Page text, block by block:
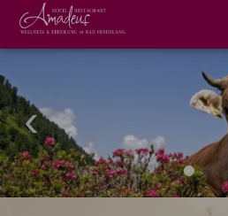
21. bis 28.
2
Willkommen
Hotelzimmer
Warenkorb